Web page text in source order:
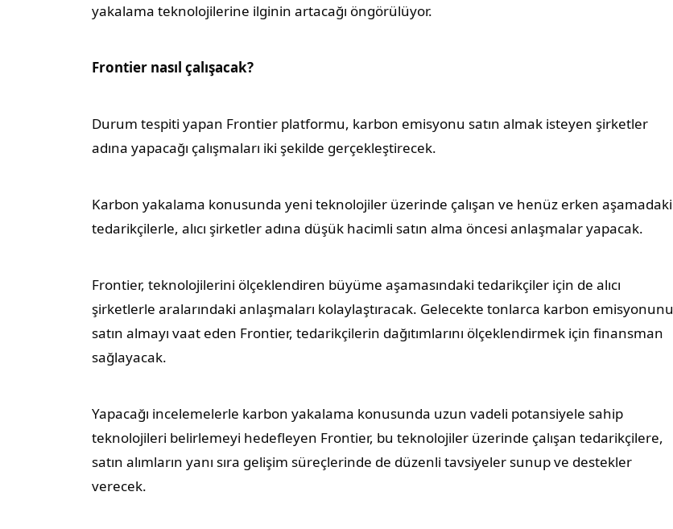
yakalama teknolojilerine ilginin artacağı öngörülüyor.
Frontier nasıl çalışacak?
Durum tespiti yapan Frontier platformu, karbon emisyonu satın almak isteyen şirketler
adına yapacağı çalışmaları iki şekilde gerçekleştirecek.
Karbon yakalama konusunda yeni teknolojiler üzerinde çalışan ve henüz erken aşamadaki
tedarikçilerle, alıcı şirketler adına düşük hacimli satın alma öncesi anlaşmalar yapacak.
Frontier, teknolojilerini ölçeklendiren büyüme aşamasındaki tedarikçiler için de alıcı
şirketlerle aralarındaki anlaşmaları kolaylaştıracak. Gelecekte tonlarca karbon emisyonunu
satın almayı vaat eden Frontier, tedarikçilerin dağıtımlarını ölçeklendirmek için finansman
sağlayacak.
Yapacağı incelemelerle karbon yakalama konusunda uzun vadeli potansiyele sahip
teknolojileri belirlemeyi hedefleyen Frontier, bu teknolojiler üzerinde çalışan tedarikçilere,
satın alımların yanı sıra gelişim süreçlerinde de düzenli tavsiyeler sunup ve destekler
verecek.